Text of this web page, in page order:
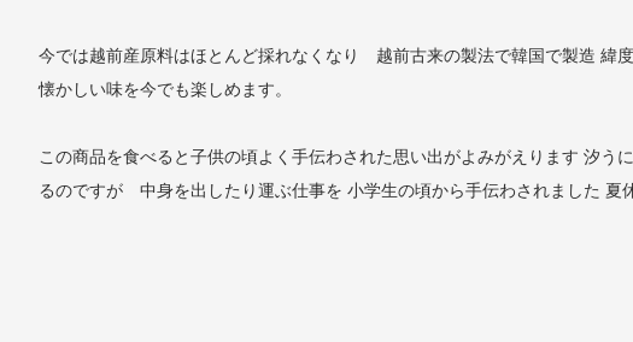
今では越前産原料はほとんど採れなくなり 越前古来の製法で韓国で製造 緯
懐かしい味を今でも楽しめます。
この商品を食べると子供の頃よく手伝わされた思い出がよみがえります 汐
るのですが 中身を出したり運ぶ仕事を 小学生の頃から手伝わされました 夏